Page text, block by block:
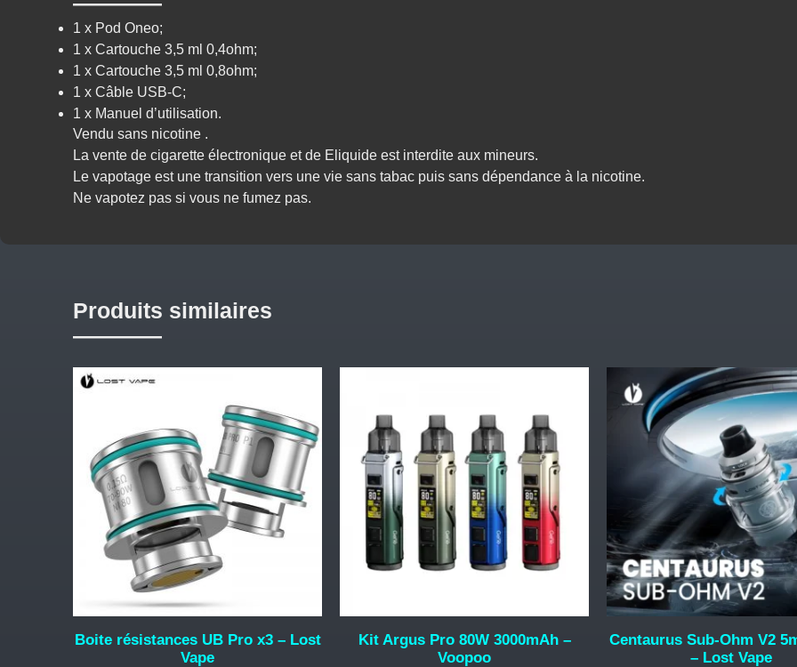
1 x Pod Oneo;
1 x Cartouche 3,5 ml 0,4ohm;
1 x Cartouche 3,5 ml 0,8ohm;
1 x Câble USB-C;
1 x Manuel d’utilisation.
Vendu sans nicotine .
La vente de cigarette électronique et de Eliquide est interdite aux mineurs.
Le vapotage est une transition vers une vie sans tabac puis sans dépendance à la nicotine.
Ne vapotez pas si vous ne fumez pas.
Produits similaires
Boite résistances UB Pro x3 – Lost
Vape
Ce
plusieurs
variations.
Les
options
peuvent
choisies
produit
Kit Argus Pro 80W 3000mAh –
Voopoo
plusieurs
variations.
options
peuvent
produit
Centaurus Sub-Ohm V2
– Lost Vape
produit
plusieurs
variations.
peuvent
être
choisies
sur
la
page
produit